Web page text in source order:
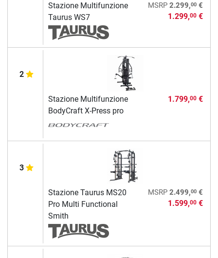
Stazione Multifunzione
Taurus WS7
MSRP 2.299,00€
1.299,00€
2
Stazione Multifunzione
BodyCraft X-Press pro
1.799,00€
3
Stazione Taurus MS20
Pro Multi Functional
Smith
MSRP 2.499,00€
1.599,00€